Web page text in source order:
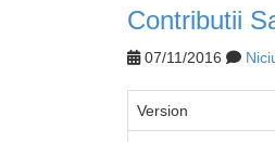
Contributii
07/11/2016
Version